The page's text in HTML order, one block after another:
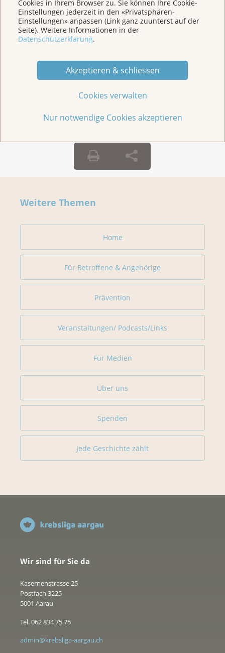
Cookies in Ihrem Browser zu. Sie können Ihre Cookie-
Einstellungen jederzeit in den «Privatsphären-
Einstellungen» anpassen (Link ganz zuunterst auf der
Seite). Weitere Informationen in der
Datenschutzerklärung.
Akzeptieren & schliessen
Cookies verwalten
Nur notwendige Cookies akzeptieren
Jürg Ammann in
der Badi Suhr
Weitere Themen
Home
Für Betroffene & Angehörige
Prävention
Veranstaltungen/ Podcasts/Links
Für Medien
Über uns
Spenden
Jede Geschichte zählt
Wir sind für Sie da
Kasernenstrasse 25
Postfach 3225
5001 Aarau
Tel. 062 834 75 75
admin@krebsliga-aargau.ch